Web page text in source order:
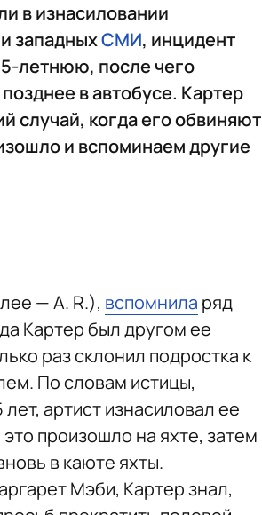
в изнасиловании
западныхСМИ, инцидент
летнюю, после чего
в автобусе. Картер
случай, когда его обвиняют
и вспоминаем другие
— A. R.), вспомнила ряд
Картер был другом ее
раз склонил подростка к
По словам истицы,
артист изнасиловал ее
произошло на яхте, затем
в каюте яхты.
Мэби, Картер знал,